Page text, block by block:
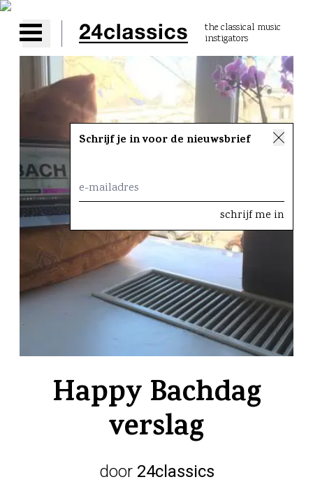
Open main menu
the classical music
instigators
Happy Bachdag
verslag
door 24classics
Schrijf je in voor de nieuwsbrief